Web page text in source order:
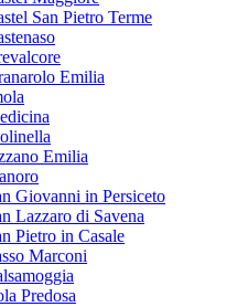
San Pietro Terme
Emilia
Emilia
Giovanni in Persiceto
Lazzaro di Savena
Pietro in Casale
Marconi
Predosa